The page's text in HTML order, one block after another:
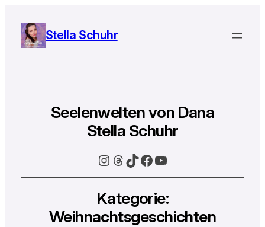
Stella Schuhr
Seelenwelten von Dana
Stella Schuhr
Instagram
Threads
TikTok
Facebook
YouTube
Kategorie:
Weihnachtsgeschichten